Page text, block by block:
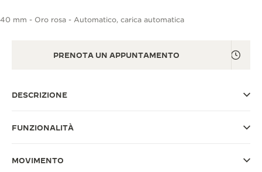
GARANZIA DEI SEGNATEMPO
MOSTRA “THE PERPETUAL
THE PRECISION PIONEER
MAESTRIA: 108 MESTIERI
40 mm - Oro rosa - Automatico, carica automatica
PRENOTA UN APPUNTAMENTO
DESCRIZIONE
FUNZIONALITÀ
MOVIMENTO